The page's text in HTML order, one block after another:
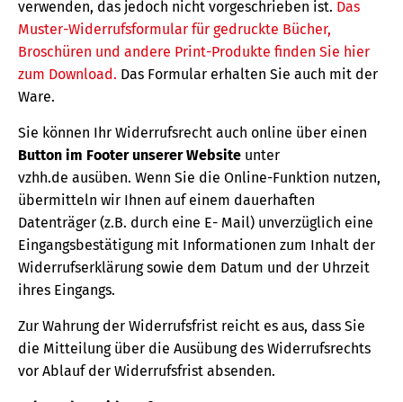
verwenden, das jedoch nicht vorgeschrieben ist. Das
Muster-Widerrufsformular für gedruckte Bücher,
Broschüren und andere Print-Produkte finden Sie hier
zum Download. Das Formular erhalten Sie auch mit der
Ware.
Sie können Ihr Widerrufsrecht auch online über einen
Button im Footer unserer Website unter
vzhh.de ausüben. Wenn Sie die Online-Funktion nutzen,
übermitteln wir Ihnen auf einem dauerhaften
Datenträger (z.B. durch eine E- Mail) unverzüglich eine
Eingangsbestätigung mit Informationen zum Inhalt der
Widerrufserklärung sowie dem Datum und der Uhrzeit
ihres Eingangs.
Zur Wahrung der Widerrufsfrist reicht es aus, dass Sie
die Mitteilung über die Ausübung des Widerrufsrechts
vor Ablauf der Widerrufsfrist absenden.